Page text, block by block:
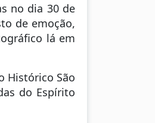
no dia 30 de
de emoção,
lá em
Histórico São
do Espírito